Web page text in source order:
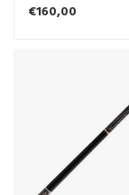
€160,00